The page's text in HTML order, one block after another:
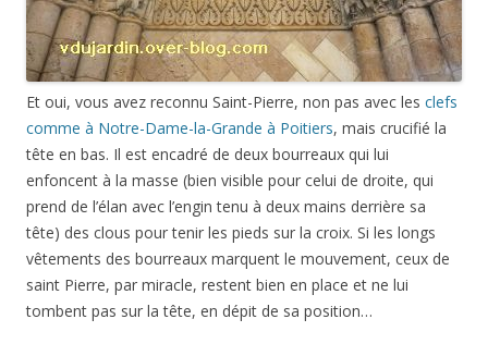
Et oui, vous avez reconnu Saint-Pierre, non pas avec les clefs
comme à Notre-Dame-la-Grande à Poitiers, mais crucifié la
tête en bas. Il est encadré de deux bourreaux qui lui
enfoncent à la masse (bien visible pour celui de droite, qui
prend de l’élan avec l’engin tenu à deux mains derrière sa
tête) des clous pour tenir les pieds sur la croix. Si les longs
vêtements des bourreaux marquent le mouvement, ceux de
saint Pierre, par miracle, restent bien en place et ne lui
tombent pas sur la tête, en dépit de sa position…